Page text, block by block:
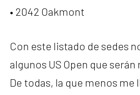
• 2042 Oakmont
Con este listado de sedes
algunos US Open que
De todas, la que menos me